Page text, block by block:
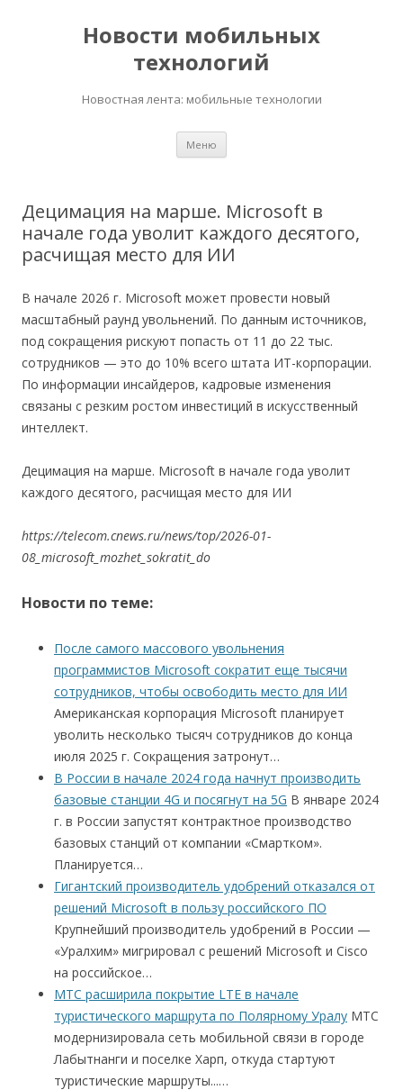
Новости мобильных
технологий
Новостная лента: мобильные технологии
Меню
Децимация на марше. Microsoft в
начале года уволит каждого десятого,
расчищая место для ИИ
В начале 2026 г. Microsoft может провести новый
масштабный раунд увольнений. По данным источников,
под сокращения рискуют попасть от 11 до 22 тыс.
сотрудников — это до 10% всего штата ИТ-корпорации.
По информации инсайдеров, кадровые изменения
связаны с резким ростом инвестиций в искусственный
интеллект.
Децимация на марше. Microsoft в начале года уволит
каждого десятого, расчищая место для ИИ
https://telecom.cnews.ru/news/top/2026-01-
08_microsoft_mozhet_sokratit_do
Новости по теме:
После самого массового увольнения
программистов Microsoft сократит еще тысячи
сотрудников, чтобы освободить место для ИИ
Американская корпорация Microsoft планирует
уволить несколько тысяч сотрудников до конца
июля 2025 г. Сокращения затронут…
В России в начале 2024 года начнут производить
базовые станции 4G и посягнут на 5G В январе 2024
г. в России запустят контрактное производство
базовых станций от компании «Смартком».
Планируется…
Гигантский производитель удобрений отказался от
решений Microsoft в пользу российского ПО
Крупнейший производитель удобрений в России —
«Уралхим» мигрировал с решений Microsoft и Cisco
на российское…
МТС расширила покрытие LTE в начале
туристического маршрута по Полярному Уралу МТС
модернизировала сеть мобильной связи в городе
Лабытнанги и поселке Харп, откуда стартуют
туристические маршруты...…